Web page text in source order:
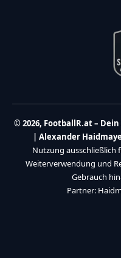
© 2026, FootballR.at –
| Alexander
Nutzung ausschließlich
Weiterverwendung und
Gebrauch
Partner: